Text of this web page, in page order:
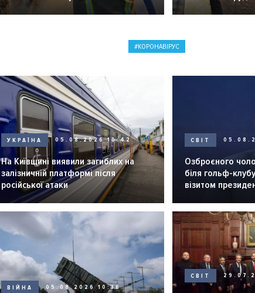
мер Вінниці.
КОРОНАВІРУС
УКРАЇНА 05.08.2026 10:42
На Київщині виявили загиблих на
залізничній платформі після
російської атаки
СВІТ
Озброєного
біля гольф-
візитом
ВІЙНА 05.08.2026 10:36
СВІТ